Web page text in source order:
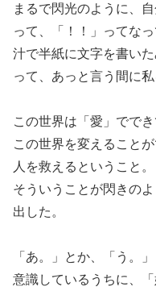
まるで閃光のように、
って、「！！」ってな
汁で半紙に文字を書い
って、あっと言う間に
この世界は「愛」でで
この世界を変えること
人を救えるということ
そういうことが閃きの
出した。
「あ。」とか、「う。
意識しているうちに、